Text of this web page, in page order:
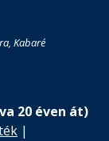
Kabaré
20 éven át)
|